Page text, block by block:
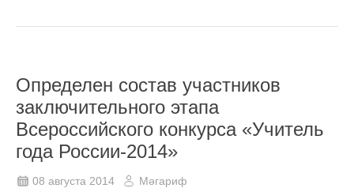
Определен состав участников
заключительного этапа
Всероссийского конкурса «Учитель
года России-2014»
08 августа 2014 Мәгариф